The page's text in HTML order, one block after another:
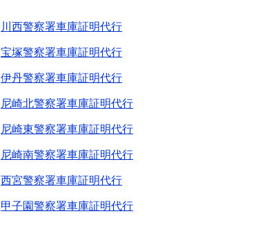
川西警察署車庫証明代行
宝塚警察署車庫証明代行
伊丹警察署車庫証明代行
尼崎北警察署車庫証明代行
尼崎東警察署車庫証明代行
尼崎南警察署車庫証明代行
西宮警察署車庫証明代行
甲子園警察署車庫証明代行